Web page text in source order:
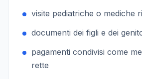
visite pediatriche o mediche
documenti dei figli e dei
pagamenti condivisi come
rette